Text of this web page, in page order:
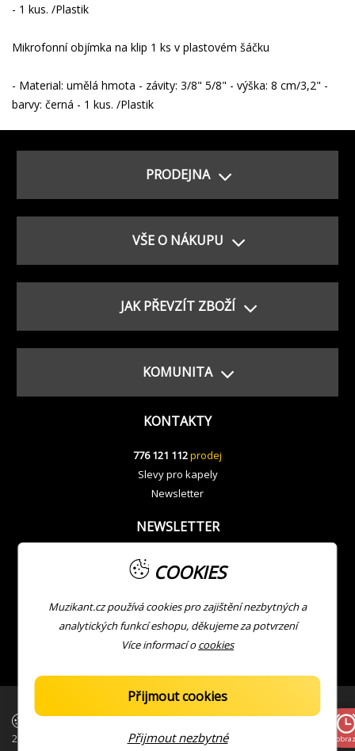
- 1 kus. /Plastik
Mikrofonní objímka na klip 1 ks v plastovém šáčku
- Material: umělá hmota - závity: 3/8" 5/8" - výška: 8 cm/3,2" -
barvy: černá - 1 kus. /Plastik
PRODEJNA
VŠE O NÁKUPU
JAK PŘEVZÍT ZBOŽÍ
KOMUNITA
KONTAKTY
776 121 112prodej
Slevy pro kapely
Newsletter
NEWSLETTER
| Copyright © Muzikant
2026
Developed with ❤ by JV
COOKIES
Muzikant.cz používá cookies pro zajištění nezbytných a
analytických funkcí eshopu, děkujeme za potvrzení
Více informací ocookies
Přijmout cookies
Přijmout nezbytné